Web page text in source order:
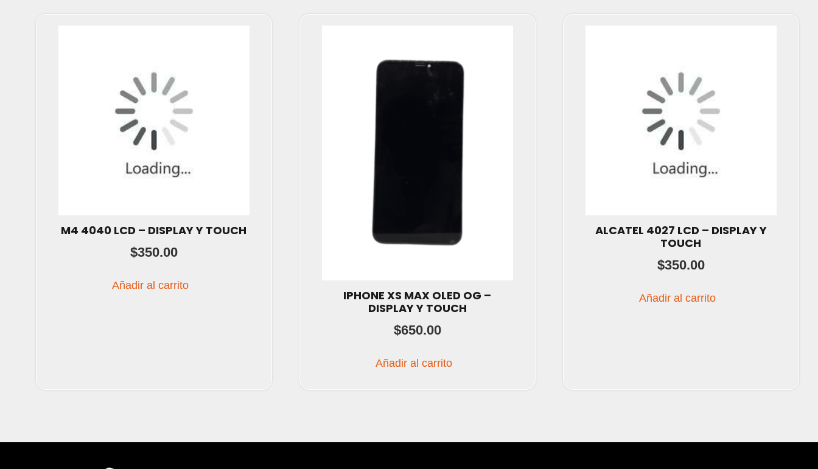
M4 4040 LCD – DISPLAY Y TOUCH
$350.00
Añadir al carrito
IPHONE XS MAX OLED OG –
DISPLAY Y TOUCH
$650.00
Añadir al carrito
ALCATEL 4027 LCD – DISPLAY Y
TOUCH
$350.00
Añadir al carrito